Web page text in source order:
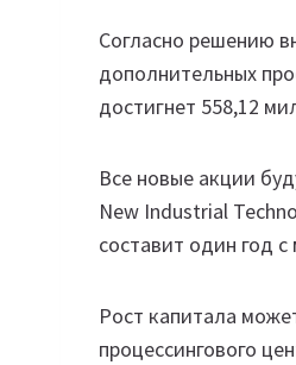
Согласно решению
дополнительных
достигнет 558,12
Все новые акции
New Industrial
составит один год
Рост капитала
процессингового